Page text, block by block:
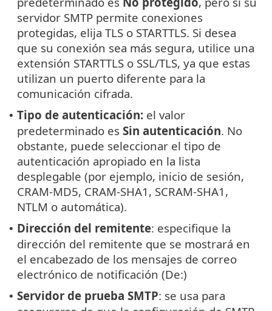
servidor SMTP permite conexiones
protegidas, elija TLS o STARTTLS. Si desea
que su conexión sea más segura, utilice una
extensión STARTTLS o SSL/TLS, ya que estas
utilizan un puerto diferente para la
comunicación cifrada.
• Tipo de autenticación: el valor
predeterminado es Sin autenticación. No
obstante, puede seleccionar el tipo de
autenticación apropiado en la lista
desplegable (por ejemplo, inicio de sesión,
CRAM-MD5, CRAM-SHA1, SCRAM-SHA1,
NTLM o automática).
• Dirección del remitente: especifique la
dirección del remitente que se mostrará en
el encabezado de los mensajes de correo
electrónico de notificación (De:)
• Servidor de prueba SMTP: se usa para